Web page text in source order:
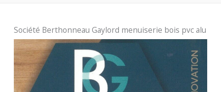
Société Berthonneau Gaylord menuiserie bois pvc alu